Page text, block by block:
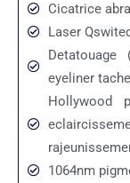
Cicatrice
Laser Qswited
eyeliner
Hollywood
1064nm